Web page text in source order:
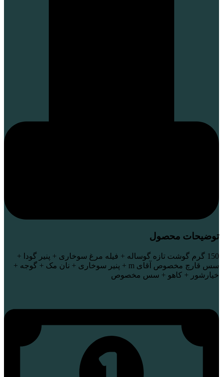
توضیحات محصول
150 گرم گوشت تازه گوساله + فیله مرغ سوخاری + پنیر گودا +
سس قارچ مخصوص آقای m + پنیر سوخاری + نان مک + گوجه +
خیارشور + کاهو + سس مخصوص